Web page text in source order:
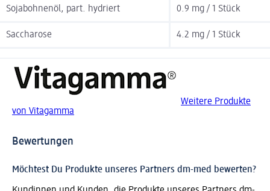
Sojabohnenöl, part. hydriert 0.9 mg / 1 Stück
Saccharose 4.2 mg / 1 Stück
Weitere Produkte
von Vitagamma
Bewertungen
Möchtest Du Produkte unseres Partners dm-med bewerten?